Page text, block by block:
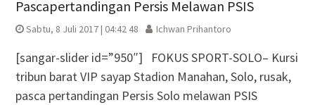
Pascapertandingan Persis Melawan PSIS
Sabtu, 8 Juli 2017 | 04:42 48 Ichwan Prihantoro
[sangar-slider id=”950″] FOKUS SPORT-SOLO– Kursi
tribun barat VIP sayap Stadion Manahan, Solo, rusak,
pasca pertandingan Persis Solo melawan PSIS